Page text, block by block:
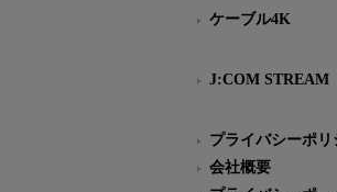
ケーブル4K
J:COM STREAM
プライバシーポリ
会社概要